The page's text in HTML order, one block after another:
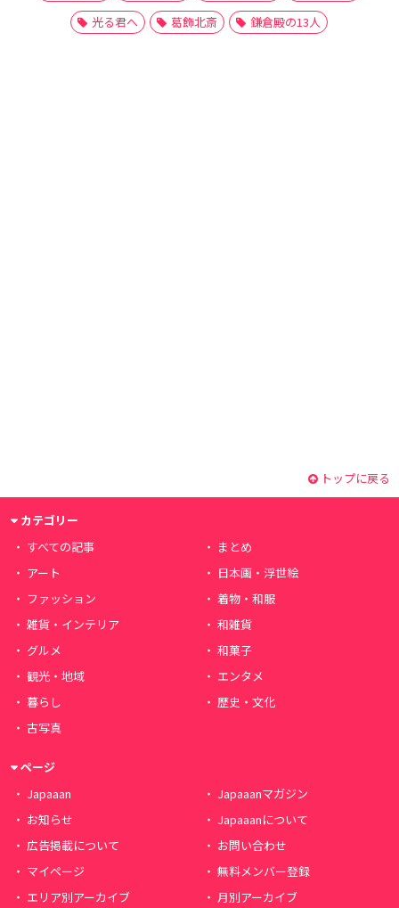
光る君へ
葛飾北斎 鎌倉殿の13人
トップに戻る
カテゴリー
すべての記事
まとめ
アート
日本画・浮世絵
ファッション
着物・和服
雑貨・インテリア
和雑貨
グルメ
和菓子
観光・地域
エンタメ
暮らし
歴史・文化
古写真
ページ
Japaaan
Japaaanマガジン
お知らせ
Japaaanについて
広告掲載について
お問い合わせ
マイページ
無料メンバー登録
エリア別アーカイブ
月別アーカイブ